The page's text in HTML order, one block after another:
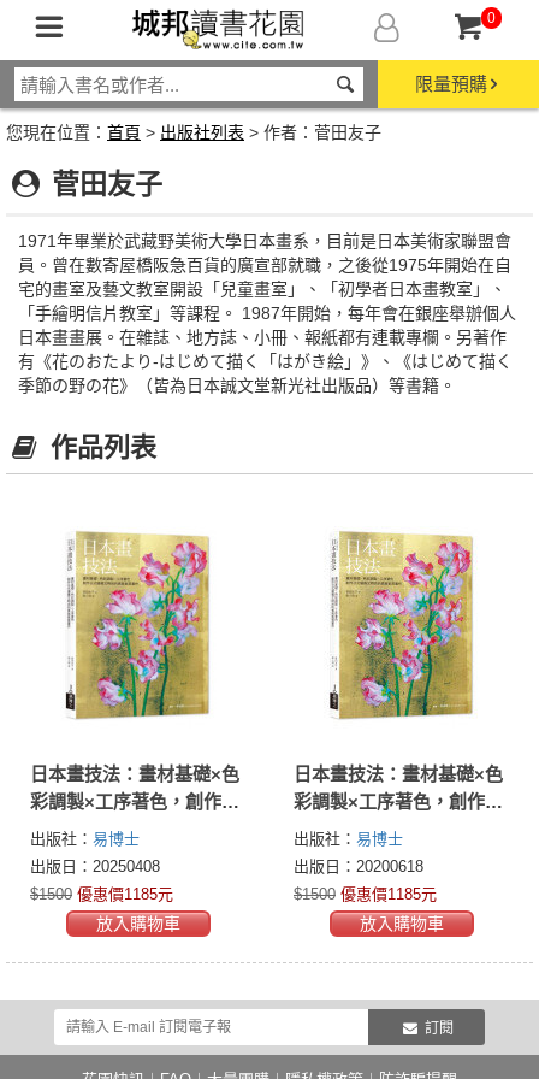
0
限量預購
您現在位置： 首頁 > 出版社列表 > 作者：菅田友子
菅田友子
1971年畢業於武藏野美術大學日本畫系，目前是日本美術家聯盟會
員。曾在數寄屋橋阪急百貨的廣宣部就職，之後從1975年開始在自
宅的畫室及藝文教室開設「兒童畫室」、「初學者日本畫教室」、
「手繪明信片教室」等課程。 1987年開始，每年會在銀座舉辦個人
日本畫畫展。在雜誌、地方誌、小冊、報紙都有連載專欄。另著作
有《花のおたより-はじめて描く「はがき絵」》、《はじめて描く
季節の野の花》（皆為日本誠文堂新光社出版品）等書籍。
作品列表
日本畫技法：畫材基礎×色
彩調製×工序著色，創作日
式優雅又時尚的貴族氣質
畫作
出版社： 易博士
出版日：20250408
$1500 優惠價1185元
放入購物車
日本畫技法：畫材基礎×色
彩調製×工序著色，創作日
式優雅又時尚的貴族氣質
畫作
出版社： 易博士
出版日：20200618
$1500 優惠價1185元
放入購物車
訂閱